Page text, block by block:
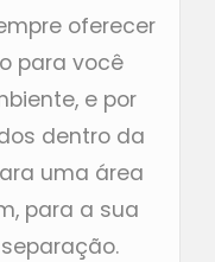
oferecer
para você
e por
dentro da
uma área
para a sua